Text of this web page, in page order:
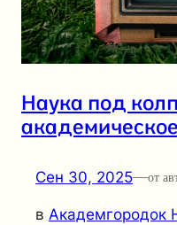
Наука под
Сен 30, 2025—от
в Академгородок